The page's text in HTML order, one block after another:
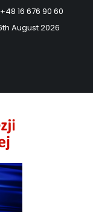
+48 16 676 90 60
August 2026